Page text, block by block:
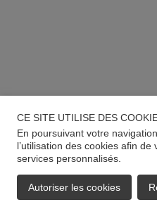
CE SITE UTILISE DES
En poursuivant votre
l’utilisation des cookies afin
services personnalisés.
Autoriser les cookies